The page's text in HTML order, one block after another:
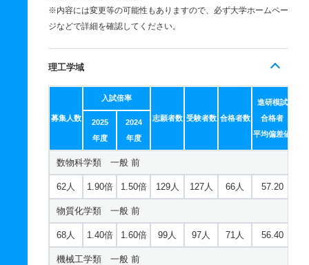
※内容には変更等の可能性もありますので、必ず大学ホームペー
ジなどで詳細を確認してください。
理工学域
募集人数
入試倍率
志願者数 受験者数 合格者数
進研模試
合格者
平均偏差値
2025
年度
2024
年度
数物科学類 一般 前
62人 1.90倍 1.50倍 129人 127人 66人 57.20
物質化学類 一般 前
68人 1.40倍 1.60倍 99人 97人 71人 56.40
機械工学類 一般 前